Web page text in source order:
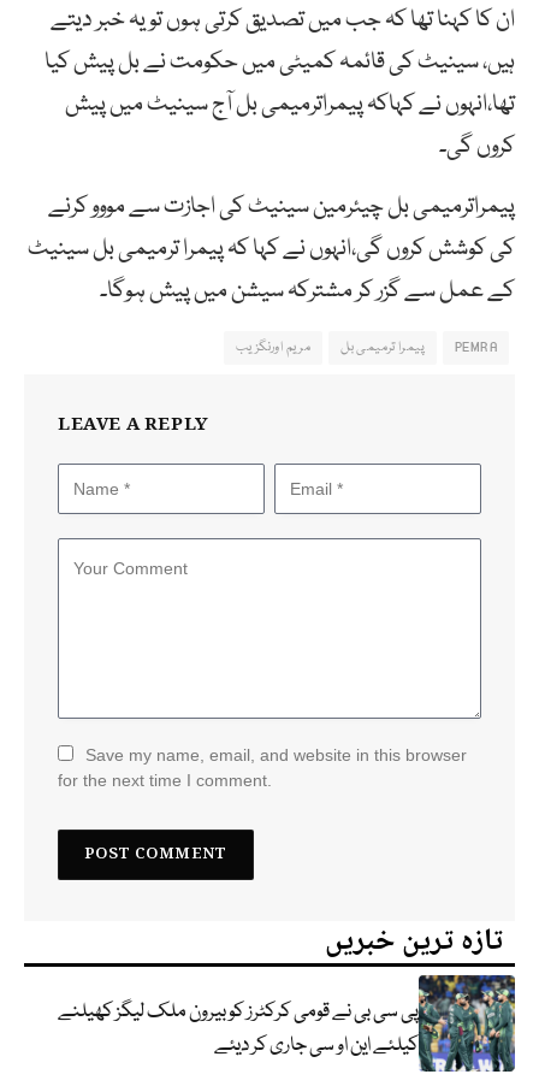
ان کا کہنا تھا کہ جب میں تصدیق کرتی ہوں تو یہ خبر دیتے
ہیں، سینیٹ کی قائمہ کمیٹی میں حکومت نے بل پیش کیا
تھا،انہوں نے کہاکہ پیمراترمیمی بل آج سینیٹ میں پیش
کروں گی۔
پیمراترمیمی بل چیئرمین سینیٹ کی اجازت سے مووو کرنے
کی کوشش کروں گی،انہوں نے کہا کہ پیمرا ترمیمی بل سینیٹ
کے عمل سے گزر کر مشترکہ سیشن میں پیش ہوگا۔
PEMRA پیمرا ترمیمی بل مریم اورنگزیب
LEAVE A REPLY
Save my name, email, and website in this browser
for the next time I comment.
تازہ ترین خبریں
پی سی بی نے قومی کرکٹرز کو بیرون ملک لیگز کھیلنے
کیلئے این او سی جاری کر دیئے